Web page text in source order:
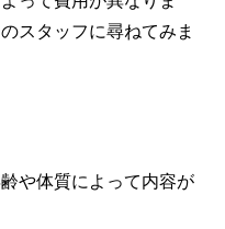
スタッフに尋ねてみま
や体質によって内容が